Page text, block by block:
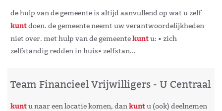
de hulp van de gemeente is altijd aanvullend op wat u zelf
kuntdoen. de gemeente neemt uw verantwoordelijkheden
niet over. met hulp van de gemeentekuntu: • zich
zelfstandig redden in huis• zelfstan...
Team Financieel Vrijwilligers - U Centraal
kuntu naar een locatie komen, dankuntu (ook) deelnemen